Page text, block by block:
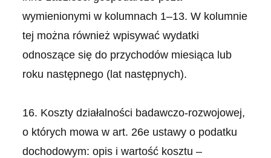
wymienionymi w kolumnach 1–13. W kolumnie
tej można również wpisywać wydatki
odnoszące się do przychodów miesiąca lub
roku następnego (lat następnych).
16. Koszty działalności badawczo-rozwojowej,
o których mowa w art. 26e ustawy o podatku
dochodowym: opis i wartość kosztu –